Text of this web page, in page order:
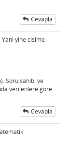
Cevapla
yine cisime
Soru sahibi ve
verilenlere gore
Cevapla